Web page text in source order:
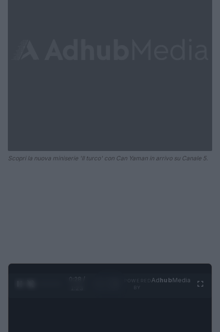
Scopri la nuova miniserie 'Il turco' con Can Yaman in arrivo su Canale 5.
0:28 /
AdhubMedia